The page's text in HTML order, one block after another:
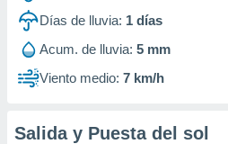
Días de lluvia: 1 días
Acum. de lluvia: 5 mm
Viento medio: 7 km/h
Salida y Puesta del sol